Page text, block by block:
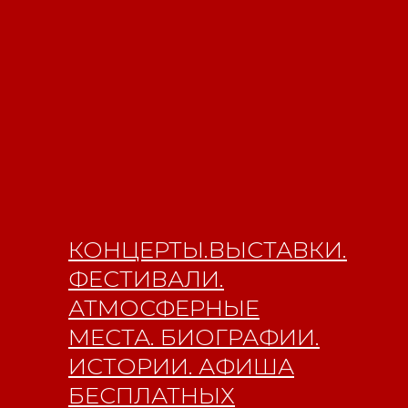
КОНЦЕРТЫ.ВЫСТАВКИ.
ФЕСТИВАЛИ.
АТМОСФЕРНЫЕ
МЕСТА. БИОГРАФИИ.
ИСТОРИИ. АФИША
БЕСПЛАТНЫХ